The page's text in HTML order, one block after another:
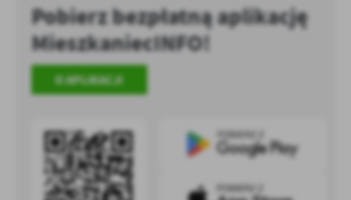
Pobierz bezpłatną aplikację
MieszkaniecINFO!
O APLIKACJI